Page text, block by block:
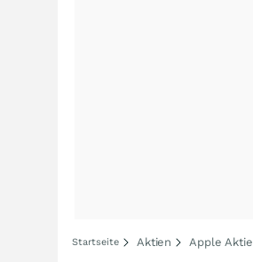
Startseite Aktien Apple Aktie